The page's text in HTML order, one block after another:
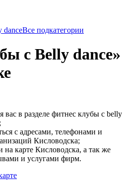
danceВсе подкатегории
с Belly dance»
в разделе фитнес клубы с belly
с адресами, телефонами и
Кисловодска;
на карте Кисловодска, а так же
и услугами фирм.